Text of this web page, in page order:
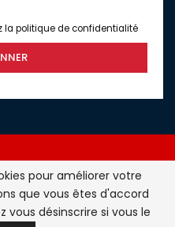
la politique de confidentialité
de la France et du
- Atlasinfo- 2026
pour améliorer votre
que vous êtes d'accord
vous désinscrire si vous le